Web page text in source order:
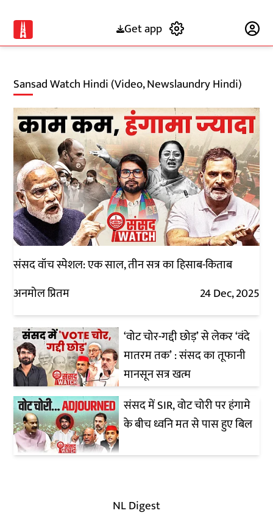
Get app
Sansad Watch Hindi (Video, Newslaundry Hindi)
संसद वॉच स्पेशल: एक साल, तीन सत्र का हिसाब-किताब
अनमोल प्रितम
24 Dec, 2025
‘वोट चोर-गद्दी छोड़’ से लेकर ‘वंदे
मातरम तक’ : संसद का तूफानी
मानसून सत्र खत्म
संसद में SIR, वोट चोरी पर हंगामे
के बीच ध्वनि मत से पास हुए बिल
NL Digest